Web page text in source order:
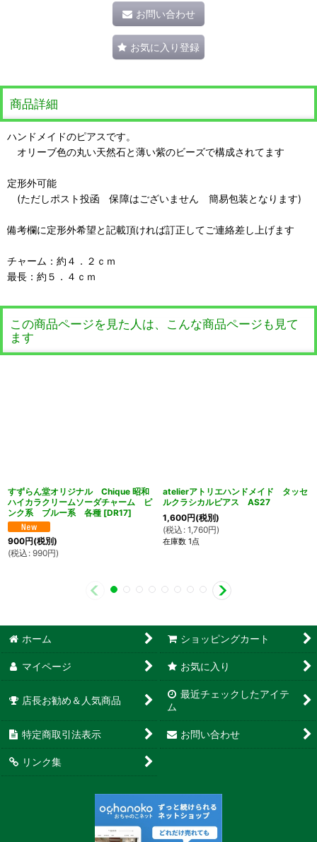
お問い合わせ
お気に入り登録
商品詳細
ハンドメイドのピアスです。
オリーブ色の丸い天然石と薄い紫のビーズで構成されてます
定形外可能
(ただしポスト投函 保障はございません 簡易包装となります)
備考欄に定形外希望と記載頂ければ訂正してご連絡差し上げます
チャーム：約４．２ｃｍ
最長：約５．４ｃｍ
この商品ページを見た人は、こんな商品ページも見て
ます
すずらん堂オリジナル Chique 昭和
ハイカラクリームソーダチャーム ピ
ンク系 ブルー系 各種 [DR17]
900円(税別)
(税込 : 990円)
atelierアトリエハンドメイド タッセ
ルクラシカルピアス AS27
1,600円(税別)
(税込 : 1,760円)
在庫数 1点
ホーム ショッピングカート
マイページ お気に入り
店長お勧め＆人気商品
最近チェックしたアイテ
ム
特定商取引法表示 お問い合わせ
リンク集